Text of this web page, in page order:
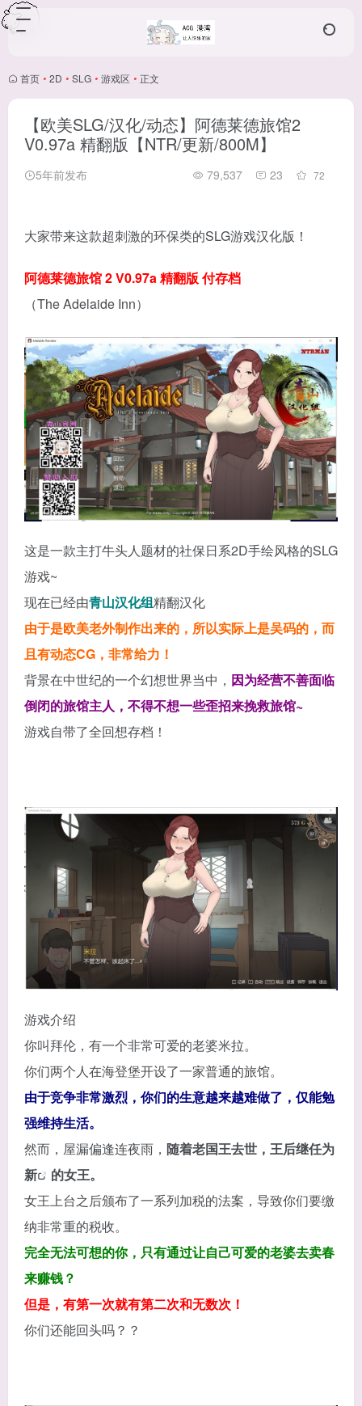
首页 • 2D • SLG • 游戏区 • 正文
【欧美SLG/汉化/动态】阿德莱德旅馆2
V0.97a 精翻版【NTR/更新/800M】
5年前发布 79,537 23 72
大家带来这款超刺激的环保类的SLG游戏汉化版！
阿德莱德旅馆 2 V0.97a 精翻版 付存档
（The Adelaide Inn）
这是一款主打牛头人题材的社保日系2D手绘风格的SLG
游戏~
现在已经由青山汉化组精翻汉化
由于是欧美老外制作出来的，所以实际上是吴码的，而
且有动态CG，非常给力！
背景在中世纪的一个幻想世界当中， 因为经营不善面临
倒闭的旅馆主人，不得不想一些歪招来挽救旅馆~
游戏自带了全回想存档！
游戏介绍
你叫拜伦，有一个非常可爱的老婆米拉。
你们两个人在海登堡开设了一家普通的旅馆。
由于竞争非常激烈，你们的生意越来越难做了，仅能勉
强维持生活。
然而，屋漏偏逢连夜雨， 随着老国王去世，王后继任为
新
的女王。
女王上台之后颁布了一系列加税的法案，导致你们要缴
纳非常重的税收。
完全无法可想的你，只有通过让自己可爱的老婆去卖春
来赚钱？
但是，有第一次就有第二次和无数次！
你们还能回头吗？？